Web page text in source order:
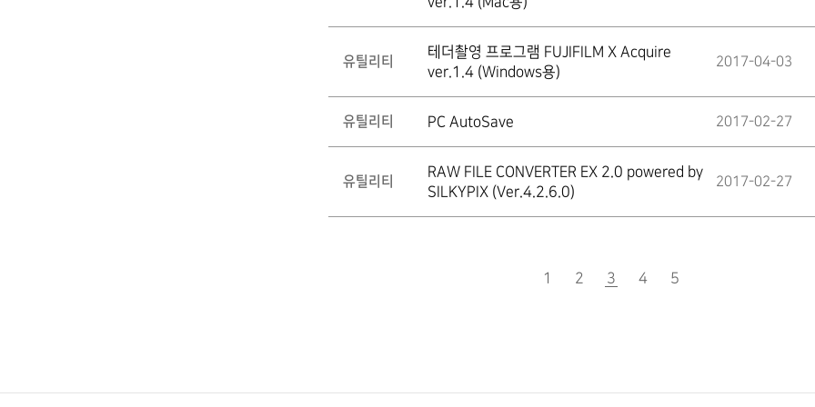
유틸리티
테더촬영 프로그램 FUJIFILM X Acquire
ver.1.4 (Windows용)
2017-04-03
유틸리티 PC AutoSave 2017-02-27
유틸리티
RAW FILE CONVERTER EX 2.0 powered by
SILKYPIX (Ver.4.2.6.0)
2017-02-27
1 2 3
현재
4 5